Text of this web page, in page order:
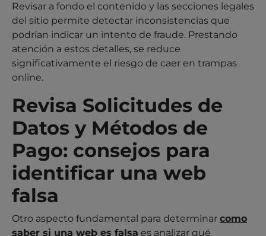
Revisar a fondo el contenido y las secciones legales
del sitio permite detectar inconsistencias que
podrían indicar un intento de fraude. Prestando
atención a estos detalles, se reduce
significativamente el riesgo de caer en trampas
online.
Revisa Solicitudes de
Datos y Métodos de
Pago: consejos para
identificar una web
falsa
Otro aspecto fundamental para determinar como
saber si una web es falsa es analizar qué